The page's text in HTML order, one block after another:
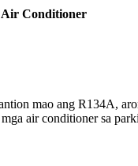
Air Conditioner
mao ang R134A,
air conditioner sa